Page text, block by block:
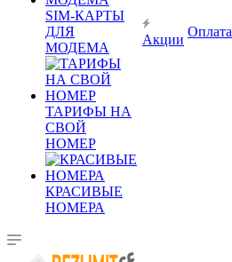
SIM-КАРТЫ
ДЛЯ
МОДЕМА
ТАРИФЫ НА
СВОЙ
НОМЕР
КРАСИВЫЕ
НОМЕРА
Акции
Оплата